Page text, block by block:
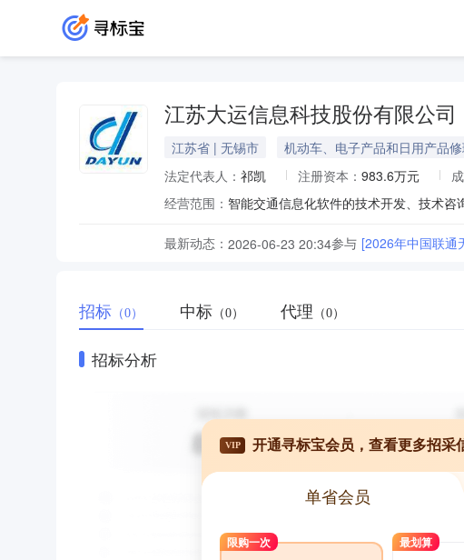
江苏大运信息科技股份有限公司
江苏省 | 无锡市 机动车、电子产品和日用产品
法定代表人： 祁凯 注册资本： 983.6万元
经营范围：
最新动态： 2026-06-23 20:34参与 [2026年中国联通
招标 （0） 中标 （0） 代理 （0）
招标分析
VIP 开通寻标宝会员，查看更多招采
单省会员
限购一次 最划算